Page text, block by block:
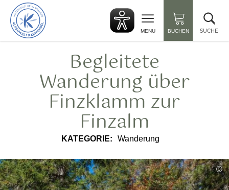
zurück
zur
Startseite
MENU BUCHEN SUCHE
Begleitete
Wanderung über
Finzklamm zur
Finzalm
KATEGORIE: Wanderung
©